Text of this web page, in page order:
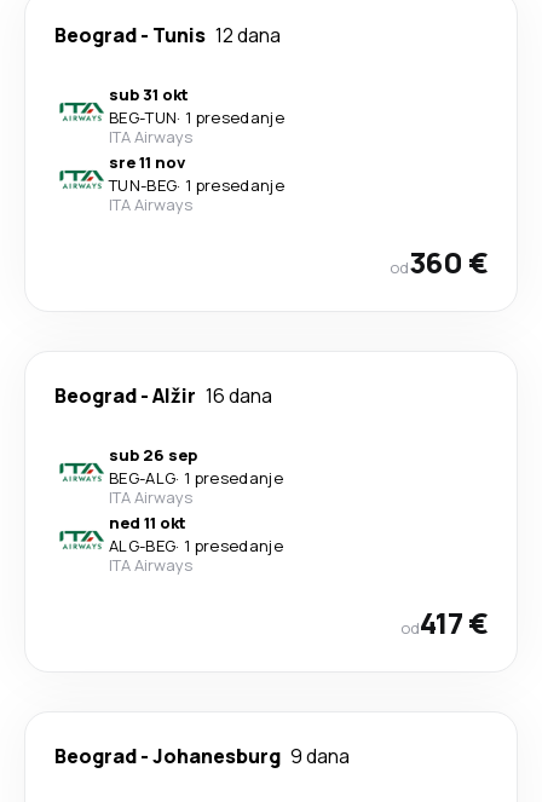
Beograd- Tunis 12 dana
sub 31 okt
BEG-TUN· 1 presedanje
ITA Airways
sre 11 nov
TUN-BEG· 1 presedanje
ITA Airways
od360 €
Beograd-Alžir 16 dana
sub 26 sep
BEG-ALG· 1 presedanje
ITA Airways
ned 11 okt
ALG-BEG· 1 presedanje
ITA Airways
od417 €
Beograd-Johanesburg 9 dana